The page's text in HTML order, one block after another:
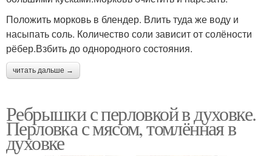
Положить морковь в блендер. Влить туда же воду и
насыпать соль. Количество соли зависит от солёности
рёбер.Взбить до однородного состояния.
читать дальше →
Ребрышки с перловкой в духовке.
Перловка с мясом, томлённая в
духовке